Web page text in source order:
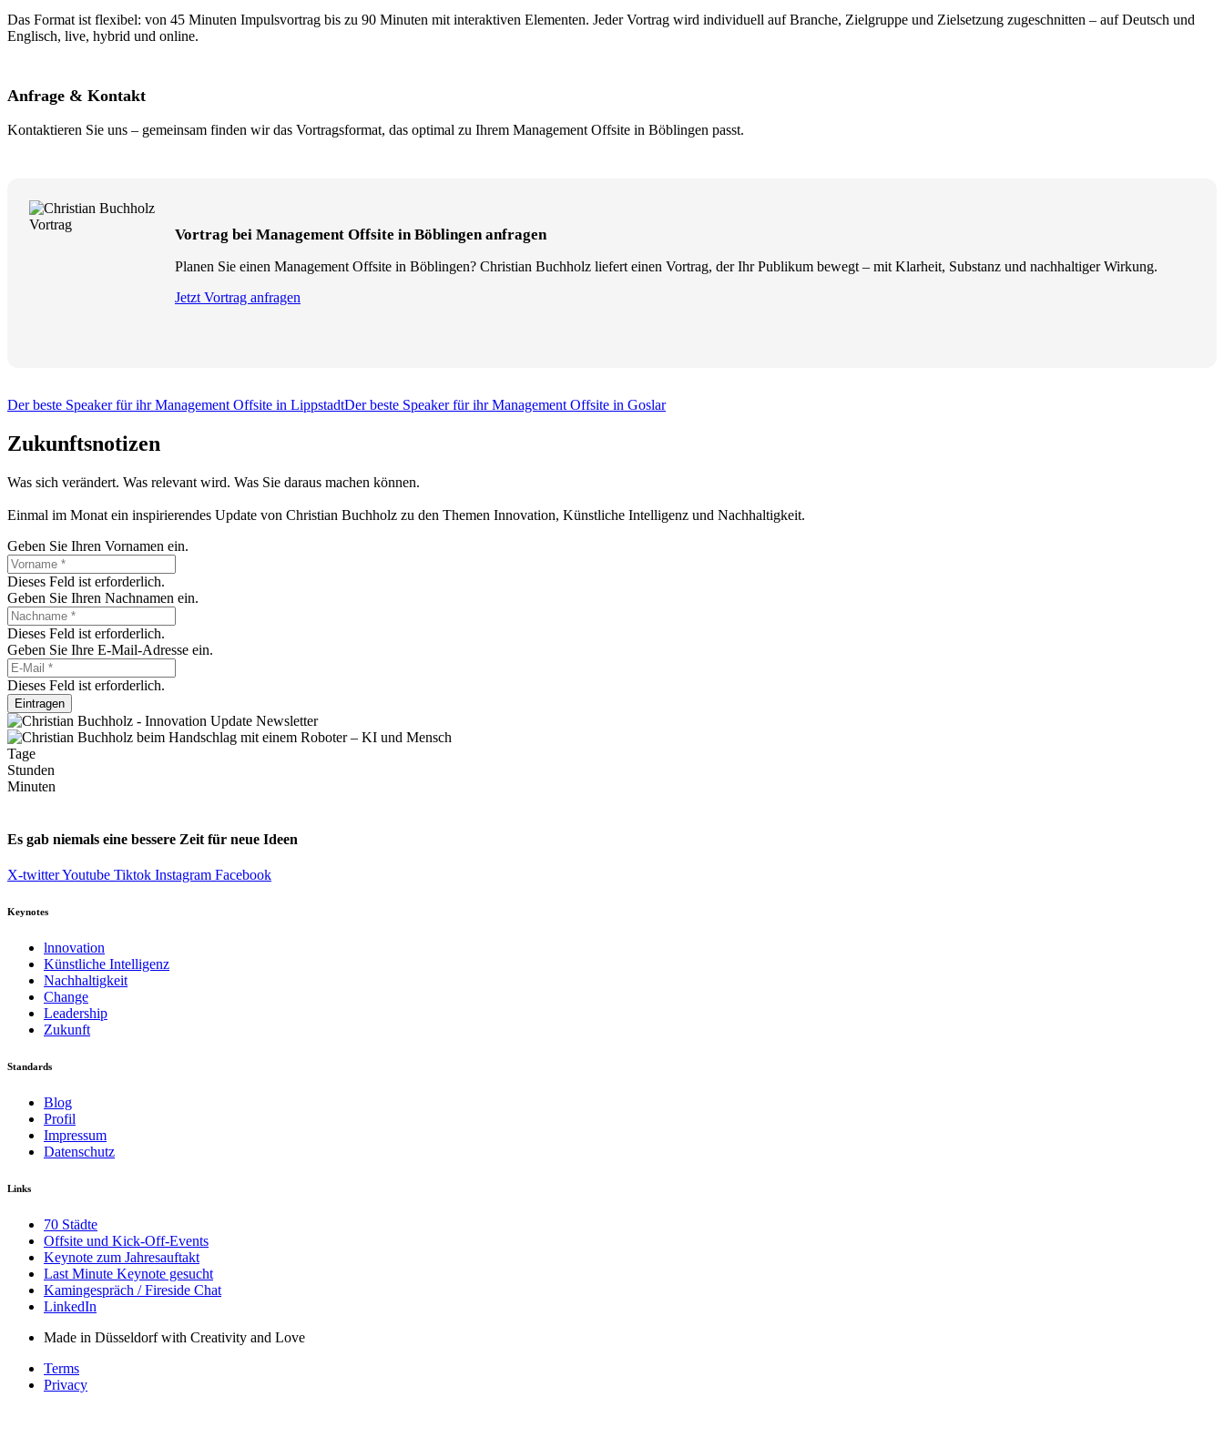
Das Format ist flexibel: von 45 Minuten Impulsvortrag bis zu 90 Minuten mit interaktiven Elementen. Jeder Vortrag wird individuell auf Branche, Zielgruppe und Zielsetzung zugeschnitten – auf Deutsch und
Englisch, live, hybrid und online.
Anfrage & Kontakt
Kontaktieren Sie uns – gemeinsam finden wir das Vortragsformat, das optimal zu Ihrem Management Offsite in Böblingen passt.
Vortrag bei Management Offsite in Böblingen anfragen
Planen Sie einen Management Offsite in Böblingen? Christian Buchholz liefert einen Vortrag, der Ihr Publikum bewegt – mit Klarheit, Substanz und nachhaltiger Wirkung.
Jetzt Vortrag anfragen
Der beste Speaker für ihr Management Offsite in LippstadtDer beste Speaker für ihr Management Offsite in Goslar
Zukunftsnotizen
Was sich verändert. Was relevant wird. Was Sie daraus machen können.
Einmal im Monat ein inspirierendes Update von Christian Buchholz zu den Themen Innovation, Künstliche Intelligenz und Nachhaltigkeit.
Geben Sie Ihren Vornamen ein.
Dieses Feld ist erforderlich.
Geben Sie Ihren Nachnamen ein.
Dieses Feld ist erforderlich.
Geben Sie Ihre E-Mail-Adresse ein.
Dieses Feld ist erforderlich.
Eintragen
Tage
Stunden
Minuten
Es gab niemals eine bessere Zeit für neue Ideen
X-twitterYoutube Tiktok Instagram Facebook
Keynotes
lnnovation
Künstliche Intelligenz
Nachhaltigkeit
Change
Leadership
Zukunft
Standards
Blog
Profil
Impressum
Datenschutz
Links
70 Städte
Offsite und Kick-Off-Events
Keynote zum Jahresauftakt
Last Minute Keynote gesucht
Kamingespräch / Fireside Chat
LinkedIn
Made in Düsseldorf with Creativity and Love
Terms
Privacy